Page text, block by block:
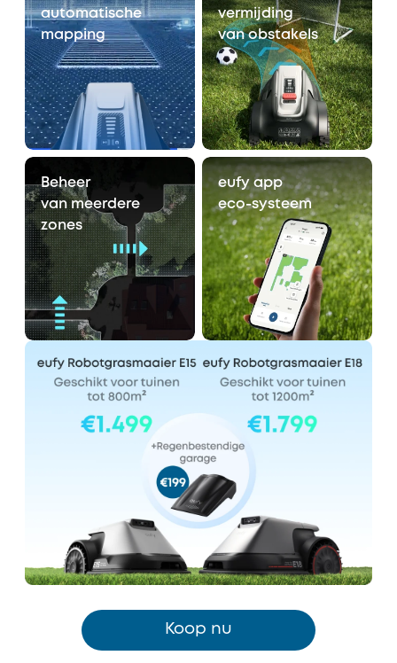
automatische
mapping
vermijding
van obstakels
Beheer
van meerdere
zones
eufy app
eco-systeem
Koop nu